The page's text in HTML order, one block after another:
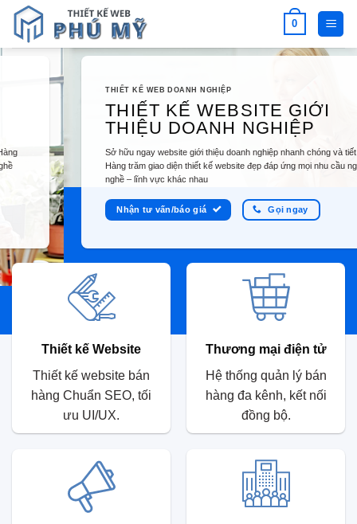
nội
0
THIẾT KẾ WEB DOANH NGHIỆP
THIẾT KẾ WEBSITE GIỚI
THIỆU DOANH NGHIỆP
Sở hữu ngay website giới thiệu doanh nghiệp nhanh chóng và tiết kiệm.
Hàng trăm giao diện thiết kế website đẹp đáp ứng mọi nhu cầu ngành
nghề – lĩnh vực khác nhau
Nhận tư vấn/báo giá Gọi ngay
Thiết kế Website
Thiết kế website bán
hàng Chuẩn SEO, tối
ưu UI/UX.
Thương mại điện tử
Hệ thống quản lý bán
hàng đa kênh, kết nối
đồng bộ.